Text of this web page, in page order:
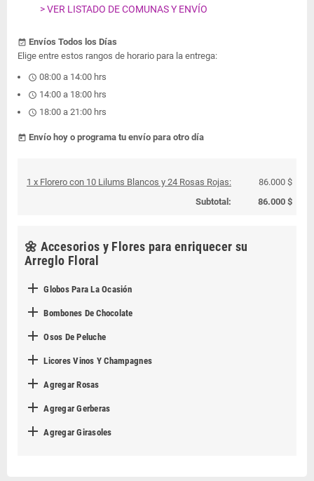
> VER LISTADO DE COMUNAS Y ENVÍO
event_available Envíos Todos los Días
Elige entre estos rangos de horario para la entrega:
schedule 08:00 a 14:00 hrs
schedule 14:00 a 18:00 hrs
schedule 18:00 a 21:00 hrs
today Envío hoy o programa tu envío para otro día
1 x Florero con 10 Lilums Blancos y 24 Rosas Rojas:
86.000 $
Subtotal:
86.000 $
🌼 Accesorios y Flores para enriquecer su
Arreglo Floral
 Globos Para La Ocasión
 Bombones De Chocolate
 Osos De Peluche
 Licores Vinos Y Champagnes
 Agregar Rosas
 Agregar Gerberas
 Agregar Girasoles